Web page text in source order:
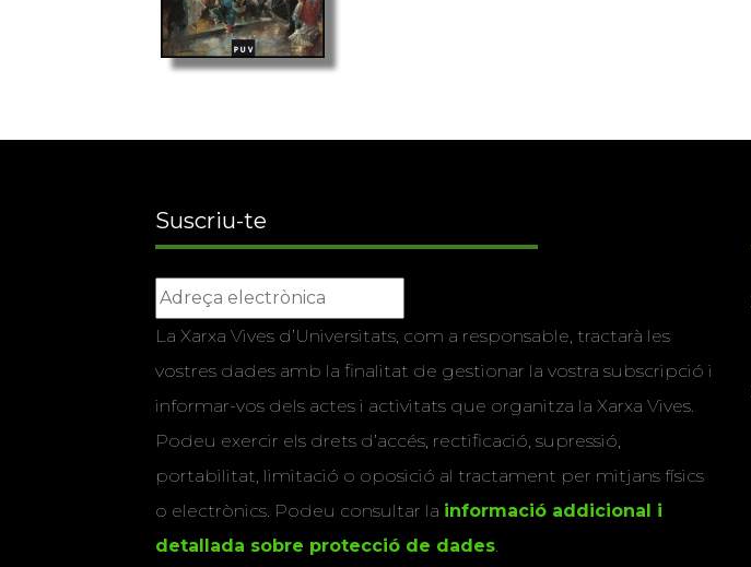
Suscriu-te
La Xarxa Vives d’Universitats, com a responsable, tractarà les
vostres dades amb la finalitat de gestionar la vostra subscripció i
informar-vos dels actes i activitats que organitza la Xarxa Vives.
Podeu exercir els drets d’accés, rectificació, supressió,
portabilitat, limitació o oposició al tractament per mitjans físics
o electrònics. Podeu consultar la informació addicional i
detallada sobre protecció de dades.